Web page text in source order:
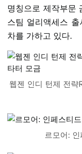
명칭으로 제작부문
스팀 얼리액세스
차를 가하고 있다.
웹젠 인디 턴제 전략
르모어: